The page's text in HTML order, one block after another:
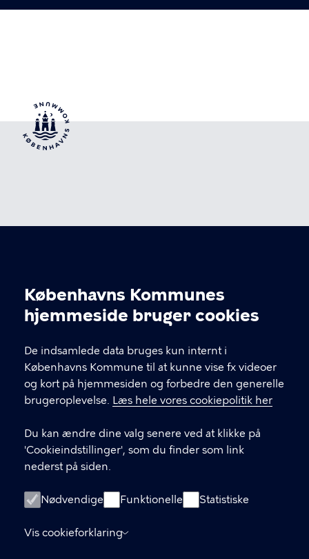
Cookieindstillinger
Københavns Kommunes
hjemmeside bruger cookies
De indsamlede data bruges kun internt i
Københavns Kommune til at kunne vise fx videoer
og kort på hjemmesiden og forbedre den generelle
brugeroplevelse. Læs hele vores cookiepolitik her
Du kan ændre dine valg senere ved at klikke på
'Cookieindstillinger', som du finder som link
nederst på siden.
Nødvendige Funktionelle Statistiske
Vis cookieforklaring
Københavns Kommune Nyropsgade 3, 1602
København V
LINKS
Om os
Tilmeld dig vores nyhedsbrev